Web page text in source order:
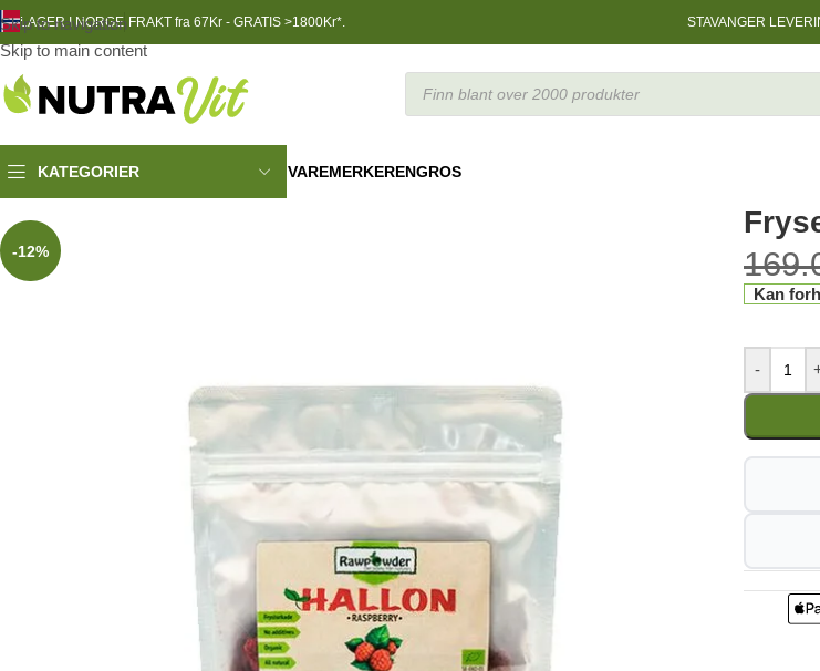
Skip to navigation
Skip to main content
LAGER I NORGEFRAKT fra 67Kr - GRATIS >1800Kr*. STAVANGER
KATEGORIER VAREMERKERENGROS
-12%
Kan
-